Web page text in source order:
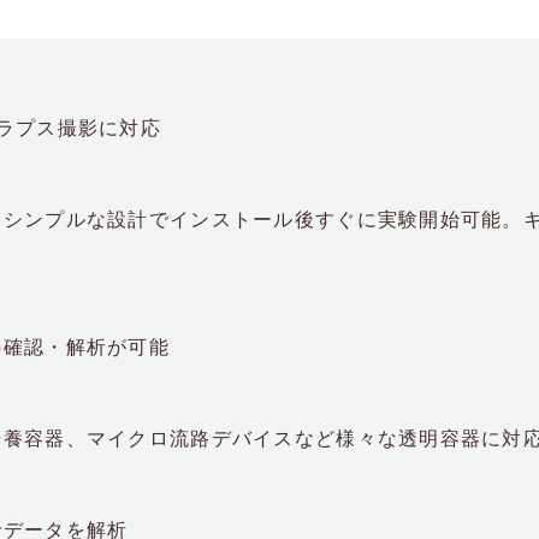
プス撮影に対応
ンプルな設計でインストール後すぐに実験開始可能。
認・解析が可能
容器、マイクロ流路デバイスなど様々な透明容器に対
ータを解析